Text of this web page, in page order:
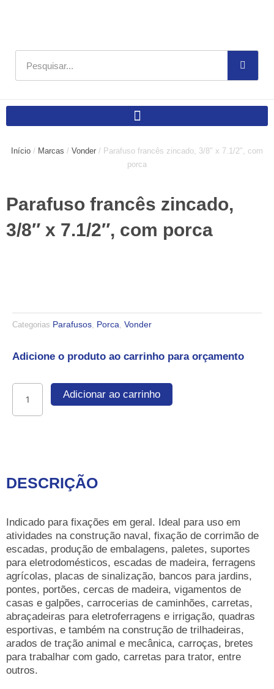
Pesquisar
Início / Marcas / Vonder / Parafuso francês zincado, 3/8″ x 7.1/2″, com
porca
Parafuso francês zincado,
3/8″ x 7.1/2″, com porca
Categorias Parafusos Porca Vonder
Adicione o produto ao carrinho para orçamento
francês
zincado,
porca
Adicionar ao carrinho
DESCRIÇÃO
Indicado para fixações em geral. Ideal para uso em
atividades na construção naval, fixação de corrimão de
escadas, produção de embalagens, paletes, suportes
para eletrodomésticos, escadas de madeira, ferragens
agrícolas, placas de sinalização, bancos para jardins,
pontes, portões, cercas de madeira, vigamentos de
casas e galpões, carrocerias de caminhões, carretas,
abraçadeiras para eletroferragens e irrigação, quadras
esportivas, e também na construção de trilhadeiras,
arados de tração animal e mecânica, carroças, bretes
para trabalhar com gado, carretas para trator, entre
outros.